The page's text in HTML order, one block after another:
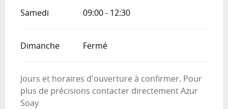
Samedi 09:00 - 12:30
Dimanche Fermé
Jours et horaires d'ouverture à confirmer. Pour
plus de précisions contacter directement Azur
Soay